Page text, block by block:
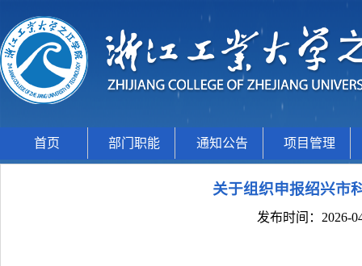
首页 部门职能 通知公告 项目管理
关于组织申报绍兴市
发布时间：2026-